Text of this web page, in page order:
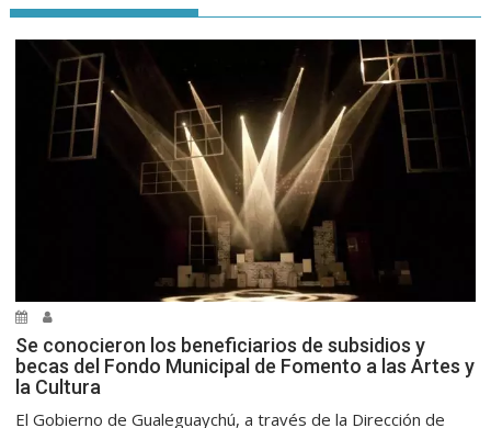
Se conocieron los beneficiarios de subsidios y
becas del Fondo Municipal de Fomento a las Artes y
la Cultura
El Gobierno de Gualeguaychú, a través de la Dirección de